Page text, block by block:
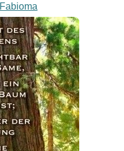
Fabioma